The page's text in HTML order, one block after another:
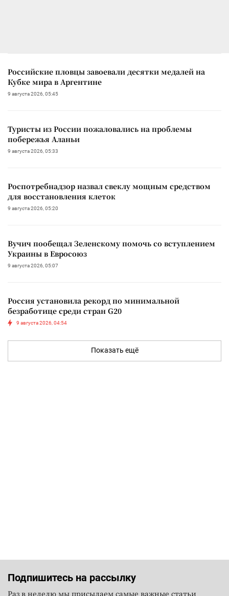
Российские пловцы завоевали десятки медалей на
Кубке мира в Аргентине
9 августа 2026, 05:45
Туристы из России пожаловались на проблемы
побережья Аланьи
9 августа 2026, 05:33
Роспотребнадзор назвал свеклу мощным средством
для восстановления клеток
9 августа 2026, 05:20
Вучич пообещал Зеленскому помочь со вступлением
Украины в Евросоюз
9 августа 2026, 05:07
Россия установила рекорд по минимальной
безработице среди стран G20
9 августа 2026, 04:54
Показать ещё
Подпишитесь на рассылку
Раз в неделю мы присылаем самые важные статьи